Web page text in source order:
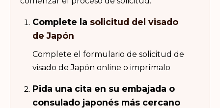
Complete la solicitud del visado
de Japón
Complete el formulario de solicitud de
visado de Japón online o imprímalo
Pida una cita en su embajada o
consulado japonés más cercano